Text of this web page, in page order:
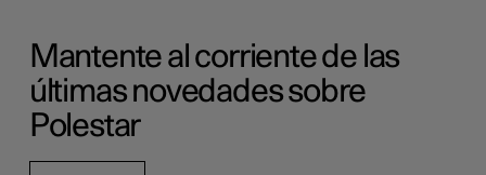
Mantente al corriente de las
últimas novedades sobre
Polestar